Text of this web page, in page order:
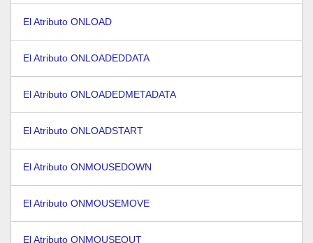
El Atributo ONLOAD
El Atributo ONLOADEDDATA
El Atributo ONLOADEDMETADATA
El Atributo ONLOADSTART
El Atributo ONMOUSEDOWN
El Atributo ONMOUSEMOVE
El Atributo ONMOUSEOUT